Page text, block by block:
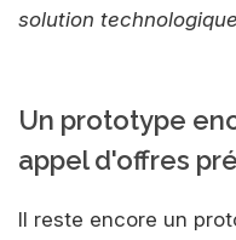
solution
Un prototype
appel d'offres
Il reste encore un